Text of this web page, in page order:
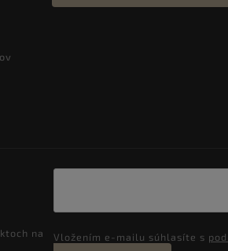
na
Vložením e-mailu súhlasíte s